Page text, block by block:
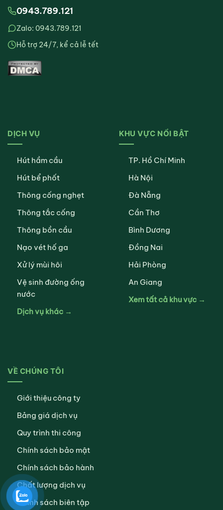
0943.789.121
Zalo: 0943.789.121
Hỗ trợ 24/7, kể cả lễ tết
DỊCH VỤ
Hút hầm cầu
Hút bể phốt
Thông cống nghẹt
Thông tắc cống
Thông bồn cầu
Nạo vét hố ga
Xử lý mùi hôi
Vệ sinh đường ống
nước
Dịch vụ khác →
KHU VỰC NỔI BẬT
TP. Hồ Chí Minh
Hà Nội
Đà Nẵng
Cần Thơ
Bình Dương
Đồng Nai
Hải Phòng
An Giang
Xem tất cả khu vực →
VỀ CHÚNG TÔI
Giới thiệu công ty
Bảng giá dịch vụ
Quy trình thi công
Chính sách bảo mật
Chính sách bảo hành
Chất lượng dịch vụ
Chính sách biên tập